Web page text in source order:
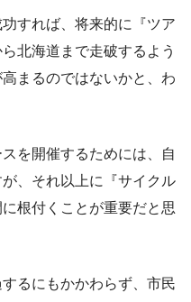
すれば、将来的に『ツア
北海道まで走破するよう
まるのではないかと、わ
を開催するためには、自
、それ以上に『サイクル
根付くことが重要だと思
るにもかかわらず、市民